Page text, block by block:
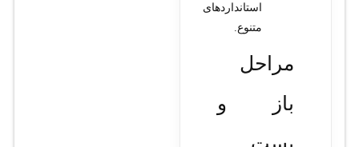
استانداردهای
متنوع.
مراحل
باز و